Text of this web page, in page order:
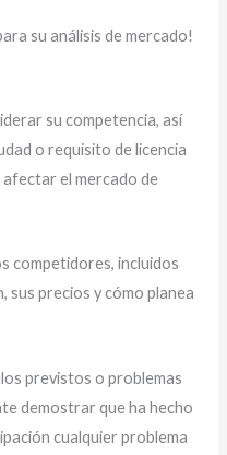
su análisis de mercado!
su competencia, así
o requisito de licencia
afectar el mercado de
competidores, incluidos
sus precios y cómo planea
previstos o problemas
demostrar que ha hecho
cualquier problema